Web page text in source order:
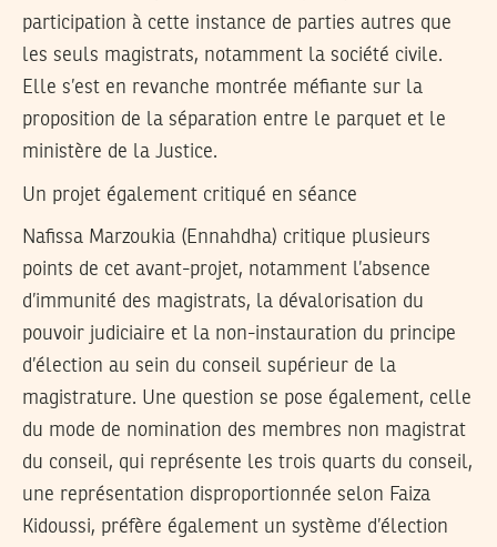
participation à cette instance de parties autres que
les seuls magistrats, notamment la société civile.
Elle s’est en revanche montrée méfiante sur la
proposition de la séparation entre le parquet et le
ministère de la Justice.
Un projet également critiqué en séance
Nafissa Marzoukia (Ennahdha) critique plusieurs
points de cet avant-projet, notamment l’absence
d’immunité des magistrats, la dévalorisation du
pouvoir judiciaire et la non-instauration du principe
d’élection au sein du conseil supérieur de la
magistrature. Une question se pose également, celle
du mode de nomination des membres non magistrat
du conseil, qui représente les trois quarts du conseil,
une représentation disproportionnée selon Faiza
Kidoussi, préfère également un système d’élection